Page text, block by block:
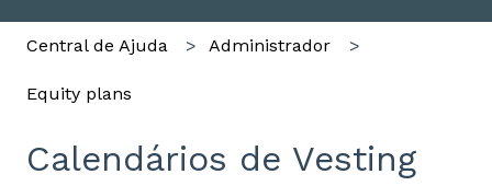
Central de Ajuda Administrador
Equity plans
Calendários de Vesting